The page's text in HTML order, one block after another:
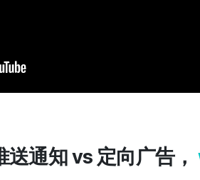
送通知 vs 定向广告，